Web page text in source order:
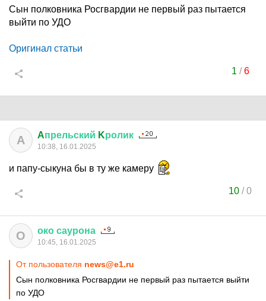
Сын полковника Росгвардии не первый раз пытается
выйти по УДО
Оригинал статьи
1 /6
A Aпрельский Kролик
10:38, 16.01.2025
и папу-сыкуна бы в ту же камеру
10 /0
О око саурона
10:45, 16.01.2025
От пользователя news@e1.ru
Сын полковника Росгвардии не первый раз пытается выйти
по УДО